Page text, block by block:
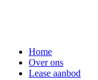
Home
Over ons
Lease aanbod